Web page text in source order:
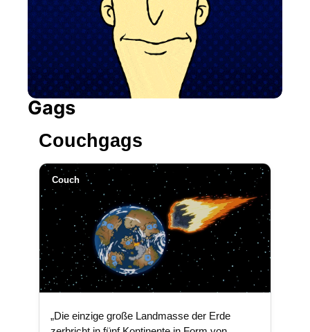
Gags
Couchgags
Couch
„Die einzige große Landmasse der Erde